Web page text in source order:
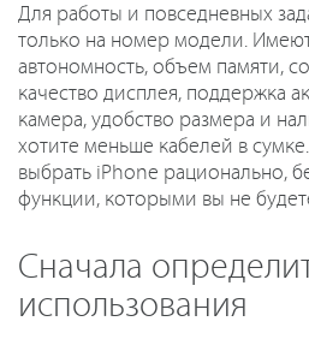
Для работы и повседневных
только на номер модели.
автономность, объем памяти,
качество дисплея, поддержка
камера, удобство размера и
хотите меньше кабелей в
выбрать iPhone рационально,
функции, которыми вы не
Сначала
использования